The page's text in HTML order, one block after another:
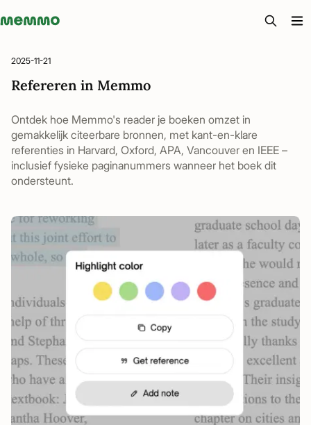
Memmo - AI-verktyg och digital kurslitteratur
2025-11-21
Refereren in Memmo
Ontdek hoe Memmo's reader je boeken omzet in
gemakkelijk citeerbare bronnen, met kant-en-klare
referenties in Harvard, Oxford, APA, Vancouver en IEEE –
inclusief fysieke paginanummers wanneer het boek dit
ondersteunt.